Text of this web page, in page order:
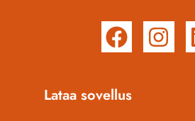
Lataa sovellus